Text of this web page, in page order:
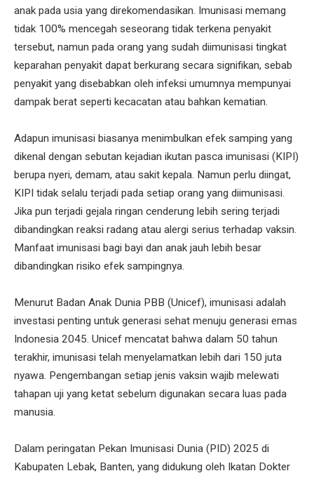
anak pada usia yang direkomendasikan. Imunisasi memang
tidak 100% mencegah seseorang tidak terkena penyakit
tersebut, namun pada orang yang sudah diimunisasi tingkat
keparahan penyakit dapat berkurang secara signifikan, sebab
penyakit yang disebabkan oleh infeksi umumnya mempunyai
dampak berat seperti kecacatan atau bahkan kematian.
Adapun imunisasi biasanya menimbulkan efek samping yang
dikenal dengan sebutan kejadian ikutan pasca imunisasi (KIPI)
berupa nyeri, demam, atau sakit kepala. Namun perlu diingat,
KIPI tidak selalu terjadi pada setiap orang yang diimunisasi.
Jika pun terjadi gejala ringan cenderung lebih sering terjadi
dibandingkan reaksi radang atau alergi serius terhadap vaksin.
Manfaat imunisasi bagi bayi dan anak jauh lebih besar
dibandingkan risiko efek sampingnya.
Menurut Badan Anak Dunia PBB (Unicef), imunisasi adalah
investasi penting untuk generasi sehat menuju generasi emas
Indonesia 2045. Unicef mencatat bahwa dalam 50 tahun
terakhir, imunisasi telah menyelamatkan lebih dari 150 juta
nyawa. Pengembangan setiap jenis vaksin wajib melewati
tahapan uji yang ketat sebelum digunakan secara luas pada
manusia.
Dalam peringatan Pekan Imunisasi Dunia (PID) 2025 di
Kabupaten Lebak, Banten, yang didukung oleh Ikatan Dokter